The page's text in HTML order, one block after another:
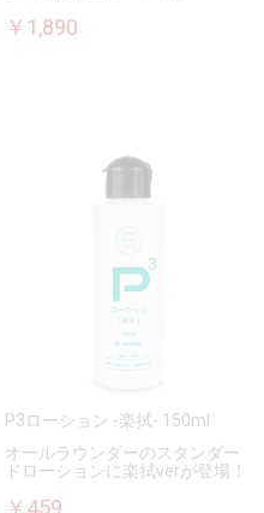
￥1,890
P3ローション -楽拭- 150ml
オールラウンダーのスタンダー
ドローションに楽拭verが登場！